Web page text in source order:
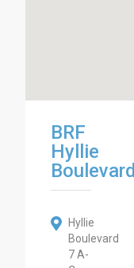
BRF
Hyllie
Boulevard
Hyllie
Boulevard
7 A-